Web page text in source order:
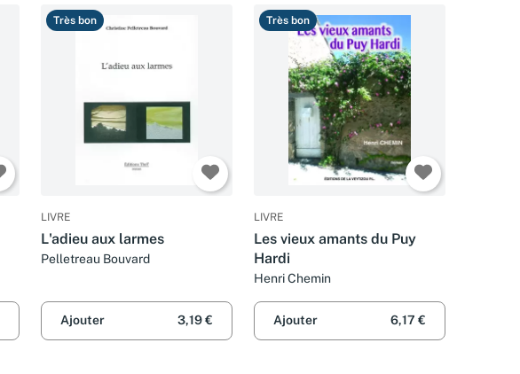
Très bon
LIVRE
L'adieu aux larmes
Pelletreau Bouvard
Ajouter 3,19 €
Très bon
LIVRE
Les vieux amants du Puy
Hardi
Henri Chemin
Ajouter 6,17 €